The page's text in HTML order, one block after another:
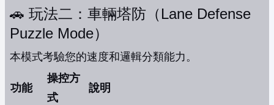
🚗 玩法二：車輛塔防（Lane Defense
Puzzle Mode）
本模式考驗您的速度和邏輯分類能力。
功能
操控方
式
說明